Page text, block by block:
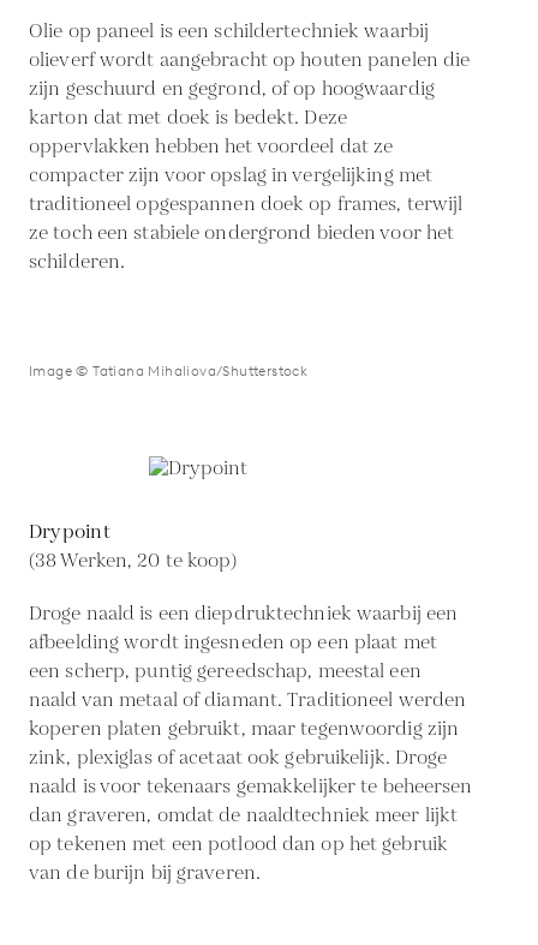
Olie op paneel is een schildertechniek waarbij
olieverf wordt aangebracht op houten panelen die
zijn geschuurd en gegrond, of op hoogwaardig
karton dat met doek is bedekt. Deze
oppervlakken hebben het voordeel dat ze
compacter zijn voor opslag in vergelijking met
traditioneel opgespannen doek op frames, terwijl
ze toch een stabiele ondergrond bieden voor het
schilderen.
Image © Tatiana Mihaliova/Shutterstock
Drypoint
(38 Werken, 20 te koop)
Droge naald is een diepdruktechniek waarbij een
afbeelding wordt ingesneden op een plaat met
een scherp, puntig gereedschap, meestal een
naald van metaal of diamant. Traditioneel werden
koperen platen gebruikt, maar tegenwoordig zijn
zink, plexiglas of acetaat ook gebruikelijk. Droge
naald is voor tekenaars gemakkelijker te beheersen
dan graveren, omdat de naaldtechniek meer lijkt
op tekenen met een potlood dan op het gebruik
van de burijn bij graveren.